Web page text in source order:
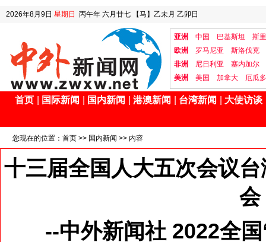
2026年8月9日 星期日 丙午年 六月廿七 【马】乙未月 乙卯日
亚洲 中国 巴基斯坦
斯
欧洲
罗马尼亚
斯洛伐克
非洲
尼日利亚
塞内加尔
美洲
美国 加拿大 厄瓜
首页 国际新闻 国内新闻 港澳新闻 台湾新闻 大使访谈
您现在的位置： 首页 >> 国内新闻 >> 内容
十三届全国人大五次会议
会
--中外新闻社 2022全